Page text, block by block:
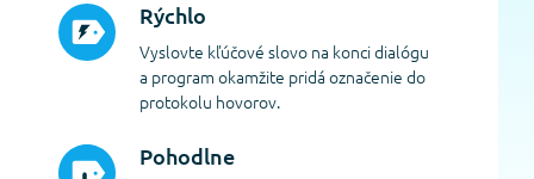
Rýchlo
Vyslovte kľúčové slovo na konci dialógu
a program okamžite pridá označenie do
protokolu hovorov.
Pohodlne